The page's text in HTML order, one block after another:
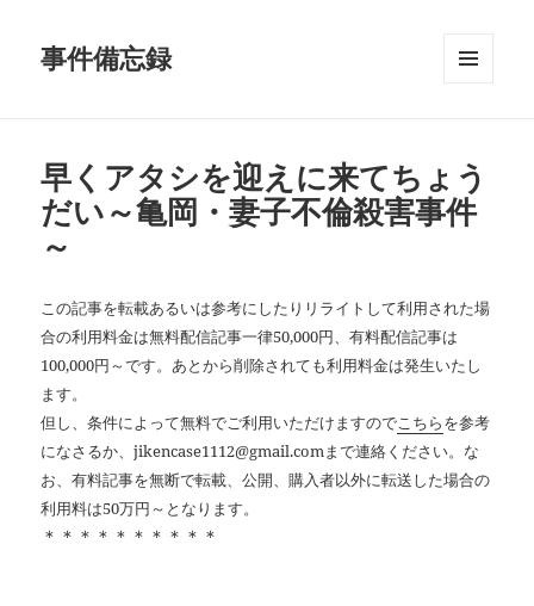
事件備忘録
早くアタシを迎えに来てちょう
だい～亀岡・妻子不倫殺害事件
～
この記事を転載あるいは参考にしたりリライトして利用された場
合の利用料金は無料配信記事一律50,000円、有料配信記事は
100,000円～です。あとから削除されても利用料金は発生いたし
ます。
但し、条件によって無料でご利用いただけますのでこちらを参考
になさるか、jikencase1112@gmail.comまで連絡ください。な
お、有料記事を無断で転載、公開、購入者以外に転送した場合の
利用料は50万円～となります。
＊＊＊＊＊＊＊＊＊＊